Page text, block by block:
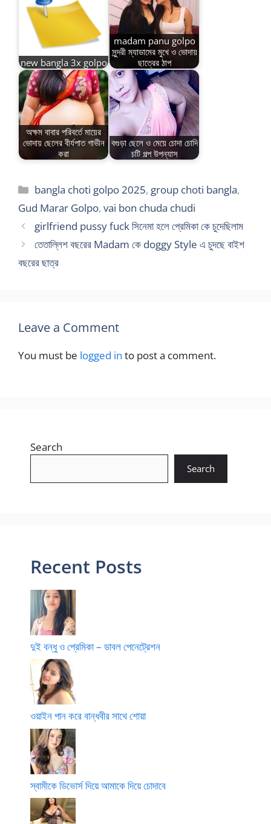
new bangla 3x golpo
madam panu golpo
সুন্দরী ম্যাডামের মুখে ও ভোদায়
ছাত্রের ঠাপ
অক্ষম বাবার পরিবর্তে মায়ের
ভোদায় ছেলের বীর্যপাত গাভীন
করা
বগুড়া ছেলে ও মেয়ে চোদা চোদি
চটি গল্প উপন্যাস
Categories
bangla choti golpo 2025, group choti bangla,
Gud Marar Golpo, vai bon chuda chudi
girlfriend pussy fuck সিনেমা হলে প্রেমিকা কে চুদেছিলাম
তেতাল্লিশ বছরের Madam কে doggy Style এ চুদছে বাইশ
বছরের ছাত্র
Leave a Comment
You must be logged in to post a comment.
Search
Search
Recent Posts
দুই বন্ধু ও প্রেমিকা – ডাবল পেনেট্রেশন
ওয়াইন পান করে বান্ধবীর সাথে শোয়া
স্বামীকে ডিভোর্স দিয়ে আমাকে দিয়ে চোদাবে